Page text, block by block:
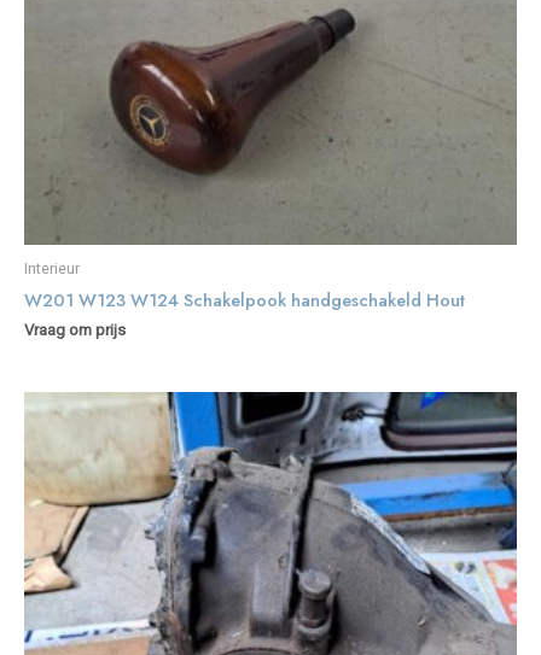
Interieur
W201 W123 W124 Schakelpook handgeschakeld Hout
Vraag om prijs